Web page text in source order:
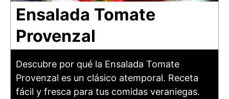
Ensalada Tomate
Provenzal
Descubre por qué la Ensalada Tomate
Provenzal es un clásico atemporal. Receta
fácil y fresca para tus comidas veraniegas.